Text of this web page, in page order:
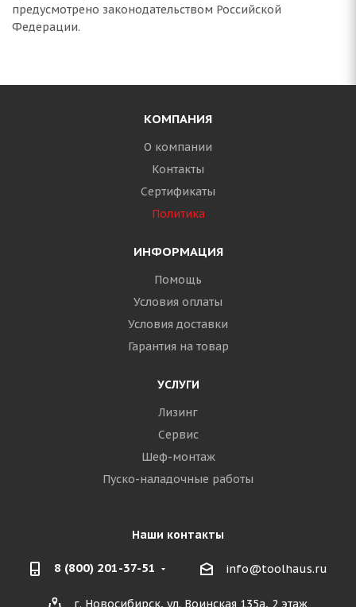
предусмотрено законодательством Российской
Федерации.
КОМПАНИЯ
О компании
Контакты
Сертификаты
Политика
ИНФОРМАЦИЯ
Помощь
Условия оплаты
Условия доставки
Гарантия на товар
УСЛУГИ
Лизинг
Сервис
Шеф-монтаж
Пуско-наладочные работы
Наши контакты
8 (800) 201-37-51 info@toolhaus.ru
г. Новосибирск, ул. Воинская 135а, 2 этаж